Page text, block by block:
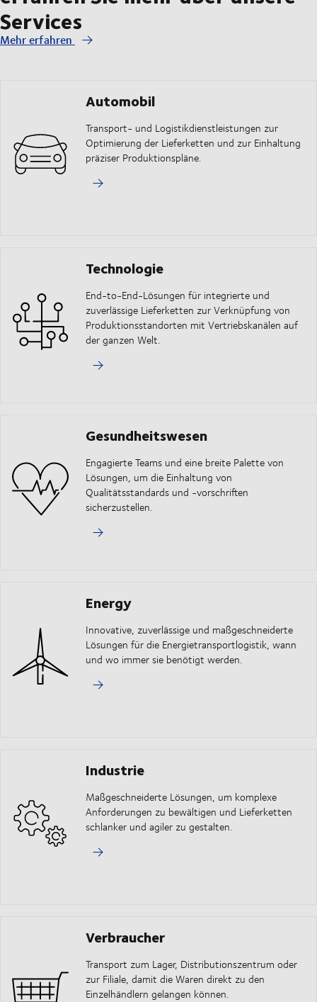
Services
Mehr erfahren
Automobil
Transport- und Logistikdienstleistungen zur
Optimierung der Lieferketten und zur Einhaltung
präziser Produktionspläne.
Technologie
End-to-End-Lösungen für integrierte und
zuverlässige Lieferketten zur Verknüpfung von
Produktionsstandorten mit Vertriebskanälen auf
der ganzen Welt.
Gesundheitswesen
Engagierte Teams und eine breite Palette von
Lösungen, um die Einhaltung von
Qualitätsstandards und -vorschriften
sicherzustellen.
Energy
Innovative, zuverlässige und maßgeschneiderte
Lösungen für die Energietransportlogistik, wann
und wo immer sie benötigt werden.
Industrie
Maßgeschneiderte Lösungen, um komplexe
Anforderungen zu bewältigen und Lieferketten
schlanker und agiler zu gestalten.
Verbraucher
Transport zum Lager, Distributionszentrum oder
zur Filiale, damit die Waren direkt zu den
Einzelhändlern gelangen können.